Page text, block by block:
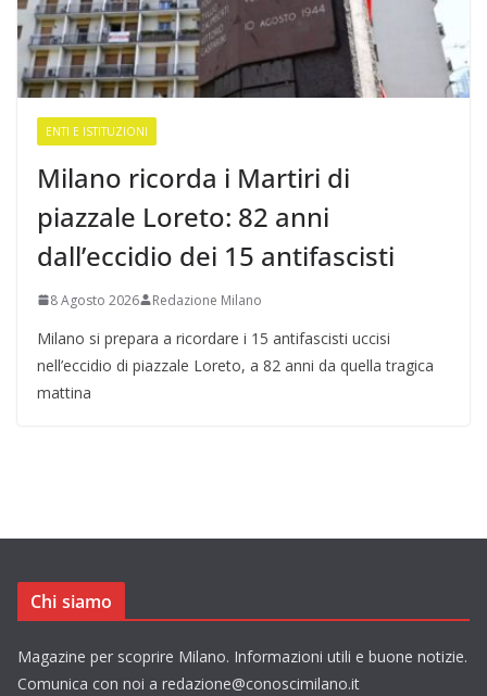
ENTI E ISTITUZIONI
Milano ricorda i Martiri di
piazzale Loreto: 82 anni
dall’eccidio dei 15 antifascisti
8 Agosto 2026 Redazione Milano
Milano si prepara a ricordare i 15 antifascisti uccisi
nell’eccidio di piazzale Loreto, a 82 anni da quella tragica
mattina
Chi siamo
Magazine per scoprire Milano. Informazioni utili e buone notizie.
Comunica con noi a redazione@conoscimilano.it